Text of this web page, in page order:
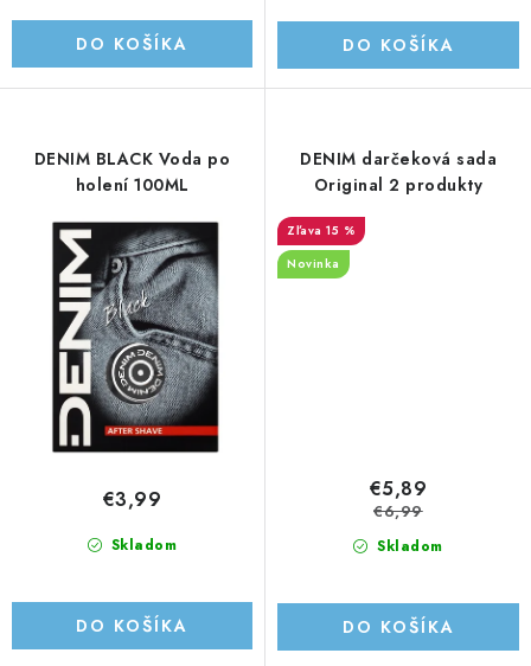
UPRATOVACIE SLUŽBY
ZAREGISTRUJTE SA
OBCHODNÉ PODMIENKY
Obchodné podmienky Podmienky ochrany osobných údajov
DO KOŠÍKA DO KOŠÍKA
DENIM BLACK Voda po
holení 100ML
Skladom
€3,99
DO KOŠÍKA
DENIM darčeková sada
Original 2 produkty
15 %
Novinka
Skladom
€5,89
€6,99
DO KOŠÍKA